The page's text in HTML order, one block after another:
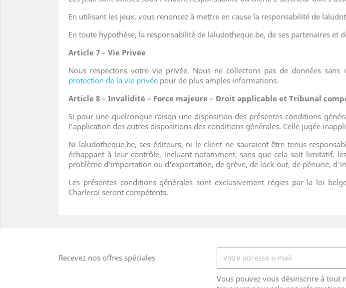
En utilisant les jeux, vous renoncez à mettre en cause la responsabilité de
En toute hypothèse, la responsabilité de laludotheque.be, de ses partenaires
Article 7 – Vie Privée
Nous respectons votre vie privée. Nous ne collectons pas de données
protection de la vie privée pour de plus amples informations.
Article 8 – Invalidité – Force majeure – Droit applicable et Tribunal
Si pour une quelconque raison une disposition des présentes conditions
l'application des autres dispositions des conditions générales. Celle jugée
Ni laludotheque.be, ses éditeurs, ni le client ne sauraient être tenus
échappant à leur contrôle, incluant notamment, sans que cela soit limitatif,
problème d'importation ou d'exportation, de grève, de lock-out, de pénurie,
Les présentes conditions générales sont exclusivement régies par la loi
Charleroi seront compétents.
Recevez nos offres spéciales
Vous pouvez vous désinscrire à tout